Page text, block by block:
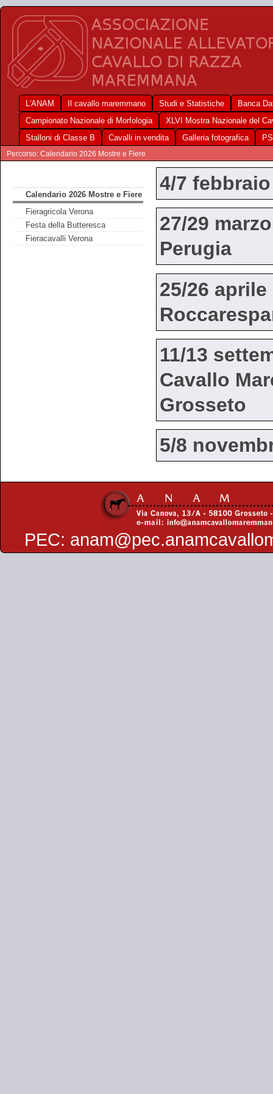
L'ANAM Il cavallo maremmano Studi e Statistiche
Banca
Campionato Nazionale di Morfologia
XLVI Mostra Nazionale del
Stalloni di Classe B
Cavalli in vendita Galleria fotografica
Percorso: Calendario 2026 Mostre e Fiere
Calendario 2026 Mostre e Fiere
Fieragricola Verona
Festa della Butteresca
Fieracavalli Verona
4/7
27/29
Perugia
25/26
11/13
Cavallo
Grosseto
5/8
PEC: